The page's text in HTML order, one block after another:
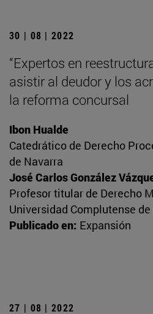
30 | 08 | 2022
“Expertos en
asistir al deudor y los
la reforma concursal
Ibon Hualde
Catedrático de Derecho
de Navarra
José Carlos González
Profesor titular de Derecho
Universidad Complutense
Publicado en: Expansión
27 | 08 | 2022